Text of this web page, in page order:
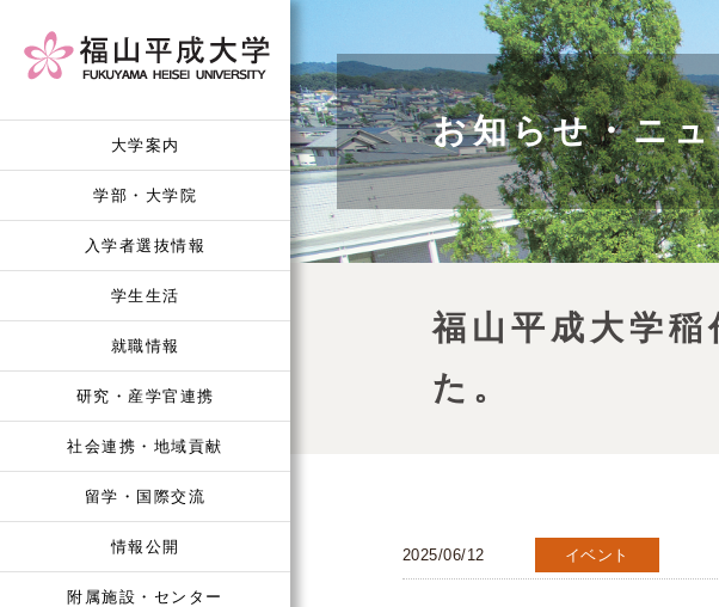
大学案内
学部・大学院
入学者選抜情報
学生生活
就職情報
研究・産学官連携
社会連携・地域貢献
留学・国際交流
情報公開
附属施設・センター
お知らせ・ニ
福山平成大学
た。
2025/06/12 イベント